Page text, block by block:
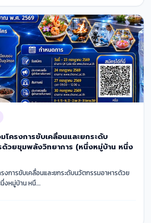
โครงการขับเคลื่อนและยกระดับ
ด้วยขุมพลังวิทยาการ (หนึ่งหมู่บ้าน หนึ่ง
งการขับเคลื่อนและยกระดับนวัตกรรมอาหารด้วย
งหมู่บ้าน หนึ...